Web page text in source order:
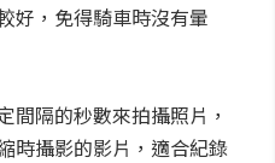
好，免得騎車時沒有暈
間隔的秒數來拍攝照片，
時攝影的影片，適合紀錄